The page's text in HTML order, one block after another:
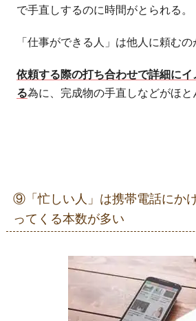
で手直しするのに時間がとられる。
「仕事ができる人」は他人に頼むの
依頼する際の打ち合わせで詳細に
る為に、完成物の手直しなどがほと
⑨「忙しい人」は携帯電話にか
ってくる本数が多い